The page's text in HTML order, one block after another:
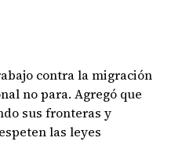
contra la migración
no para. Agregó que
sus fronteras y
las leyes